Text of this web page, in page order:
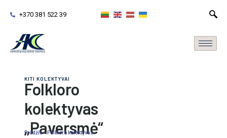
+370 381 522 39
KITI KOLEKTYVAI
Folkloro
kolektyvas
„Paversmė“
Pradžia» Folkloro kolektyvas